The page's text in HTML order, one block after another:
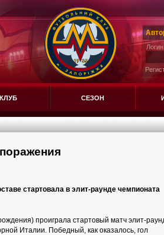
Логин
КЛУБ СЕЗОН
стартовала в элит-раунде чемпионата
проиграла стартовый матч элит-
Италии. Победный, как оказалось, гол